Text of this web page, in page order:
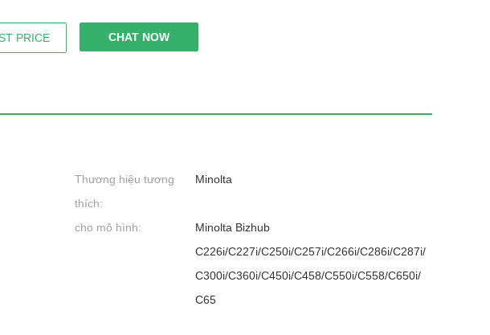
PRICE CHAT NOW
Thương hiệu tương
thích:
Minolta
cho mô hình:
Minolta Bizhub
C226i/C227i/C250i/C257i/C266i/C286i/C287i/
C300i/C360i/C450i/C458/C550i/C558/C650i/
C65